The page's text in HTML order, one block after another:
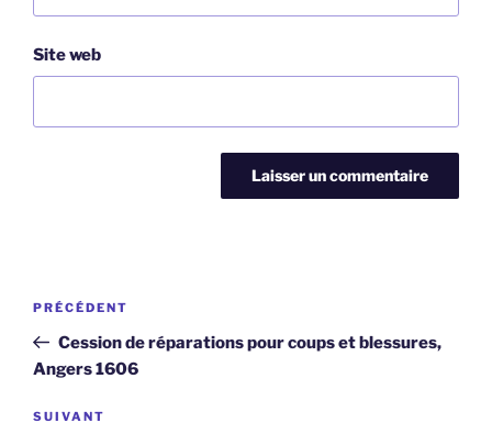
Site web
Navigation
l’article
Article
précédent
PRÉCÉDENT
Cession de réparations pour coups et blessures,
Angers 1606
Article
SUIVANT